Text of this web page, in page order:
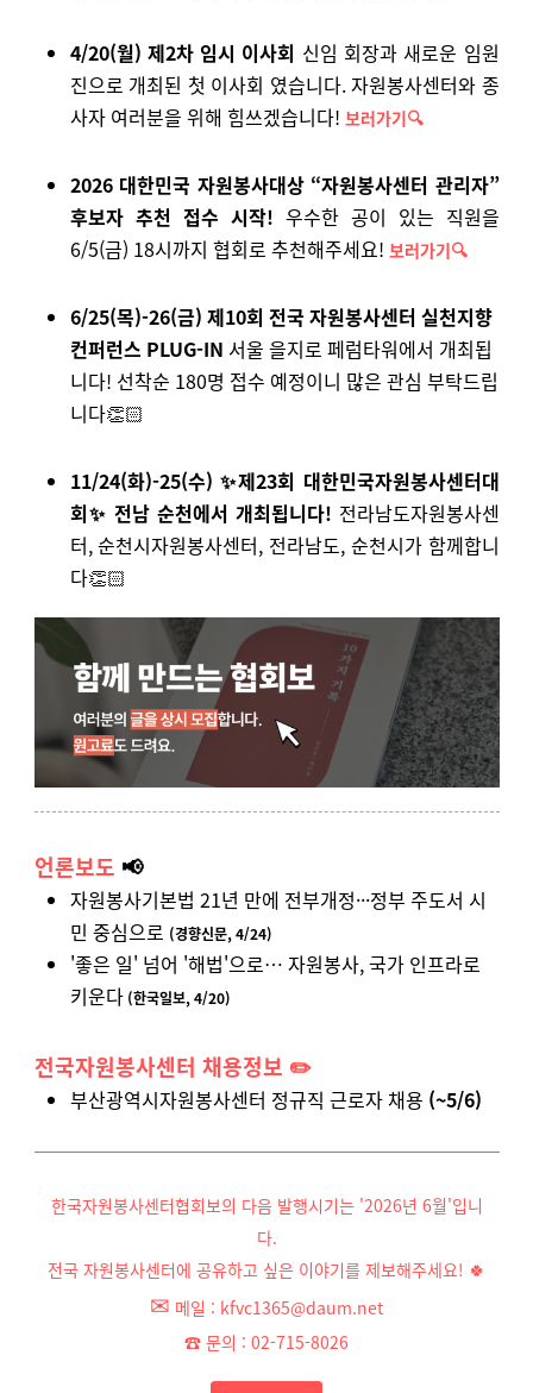
4/20(월) 제2차 임시 이사회 신임 회장과 새로운 임원
진으로 개최된 첫 이사회 였습니다. 자원봉사센터와 종
사자 여러분을 위해 힘쓰겠습니다! 보러가기🔍
2026 대한민국 자원봉사대상 “자원봉사센터 관리자”
후보자 추천 접수 시작! 우수한 공이 있는 직원을
6/5(금) 18시까지 협회로 추천해주세요! 보러가기🔍
6/25(목)-26(금) 제10회 전국 자원봉사센터 실천지향
컨퍼런스 PLUG-IN 서울 을지로 페럼타워에서 개최됩
니다! 선착순 180명 접수 예정이니 많은 관심 부탁드립
니다👏🏻
11/24(화)-25(수) ✨제23회 대한민국자원봉사센터대
회✨ 전남 순천에서 개최됩니다! 전라남도자원봉사센
터, 순천시자원봉사센터, 전라남도, 순천시가 함께합니
다👏🏻
언론보도 📢
자원봉사기본법 21년 만에 전부개정···정부 주도서 시
민 중심으로 (경향신문, 4/24)
'좋은 일' 넘어 '해법'으로… 자원봉사, 국가 인프라로
키운다(한국일보, 4/20)
전국자원봉사센터 채용정보 ✏️
부산광역시자원봉사센터 정규직 근로자 채용 (~5/6)
한국자원봉사센터협회보의 다음 발행시기는'2026년 6월'입니
다.
전국 자원봉사센터에 공유하고 싶은 이야기를 제보해주세요! 🍀
✉ 메일 : kfvc1365@daum.net
☎ 문의 : 02-715-8026